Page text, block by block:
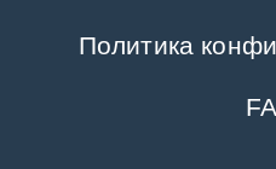
Политика